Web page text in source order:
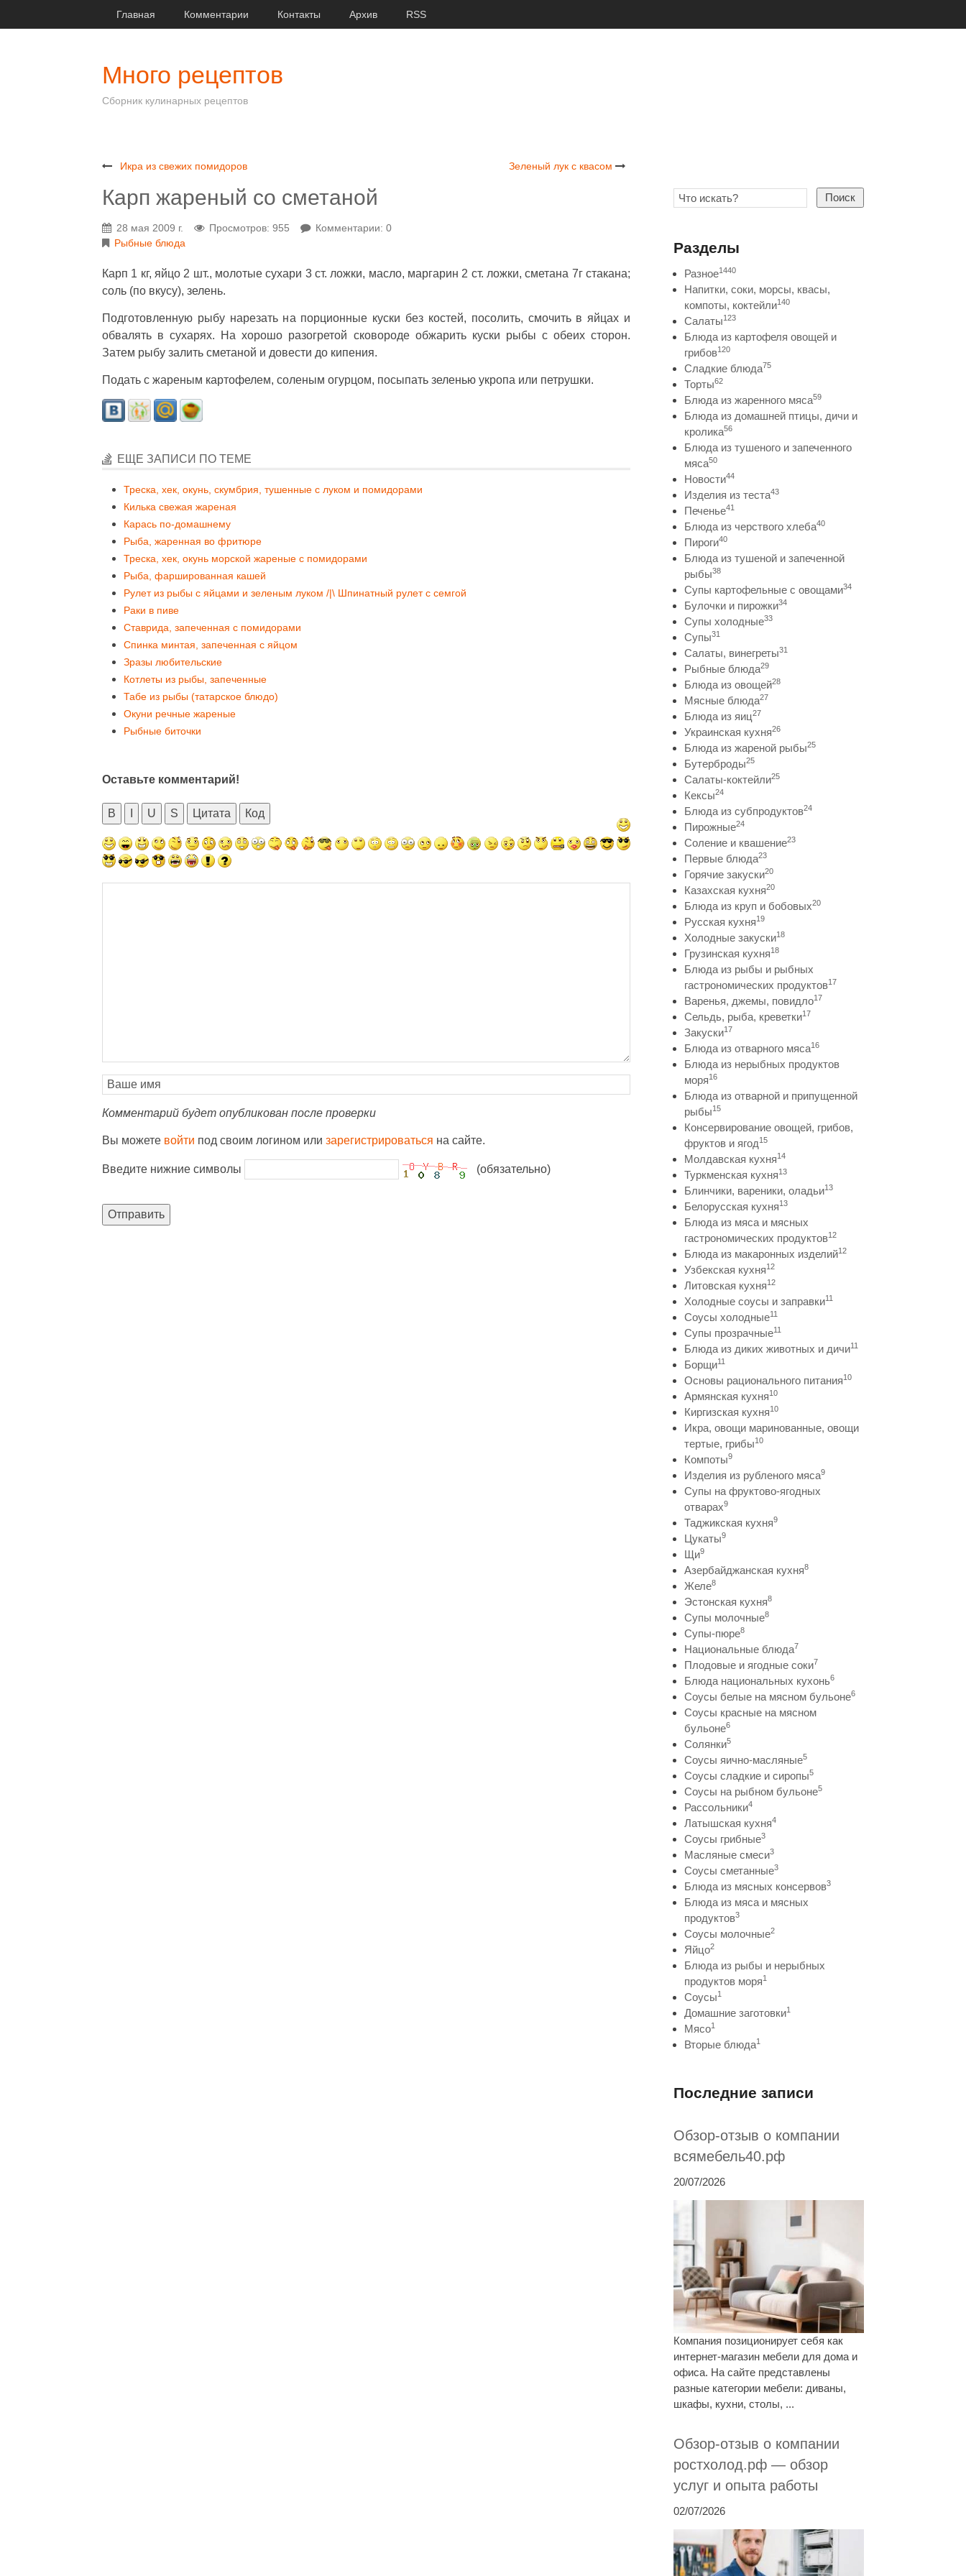
Главная Комментарии Контакты Архив RSS
Много рецептов
Сборник кулинарных рецептов
Икра из свежих помидоров Зеленый лук с квасом
Карп жареный со сметаной
28 мая 2009 г. Просмотров: 955
Комментарии: 0
Рыбные блюда
Карп 1 кг, яйцо 2 шт., молотые сухари 3 ст. ложки, масло, маргарин 2 ст. ложки, сметана 7г стакана;
соль (по вкусу), зелень.
Подготовленную рыбу нарезать на порционные куски без костей, посолить, смочить в яйцах и
обвалять в сухарях. На хорошо разогретой сковороде обжарить куски рыбы с обеих сторон.
Затем рыбу залить сметаной и довести до кипения.
Подать с жареным картофелем, соленым огурцом, посыпать зеленью укропа или петрушки.
ЕЩЕ ЗАПИСИ ПО ТЕМЕ
Треска, хек, окунь, скумбрия, тушенные с луком и помидорами
Килька свежая жареная
Карась по-домашнему
Рыба, жаренная во фритюре
Треска, хек, окунь морской жареные с помидорами
Рыба, фаршированная кашей
Рулет из рыбы с яйцами и зеленым луком /|\ Шпинатный рулет с семгой
Раки в пиве
Ставрида, запеченная с помидорами
Спинка минтая, запеченная с яйцом
Зразы любительские
Котлеты из рыбы, запеченные
Табе из рыбы (татарское блюдо)
Окуни речные жареные
Рыбные биточки
Оставьте комментарий!
B U S Цитата Код
Комментарий будет опубликован после проверки
Вы можете войти под своим логином или зарегистрироваться на сайте.
Введите нижние символы (обязательно)
Отправить
Поиск
Разделы
Разное1440
Напитки, соки, морсы, квасы,
компоты, коктейли140
Салаты123
Блюда из картофеля овощей и
грибов120
Сладкие блюда75
Торты62
Блюда из жаренного мяса59
Блюда из домашней птицы, дичи и
кролика56
Блюда из тушеного и запеченного
мяса50
Новости44
Изделия из теста43
Печенье41
Блюда из черствого хлеба40
Пироги40
Блюда из тушеной и запеченной
рыбы38
Супы картофельные с овощами34
Булочки и пирожки34
Супы холодные33
Супы31
Салаты, винегреты31
Рыбные блюда29
Блюда из овощей28
Мясные блюда27
Блюда из яиц27
Украинская кухня26
Блюда из жареной рыбы25
Бутерброды25
Салаты-коктейли25
Кексы24
Блюда из субпродуктов24
Пирожные24
Соление и квашение23
Первые блюда23
Горячие закуски20
Казахская кухня20
Блюда из круп и бобовых20
Русская кухня19
Холодные закуски18
Грузинская кухня18
Блюда из рыбы и рыбных
гастрономических продуктов17
Варенья, джемы, повидло17
Сельдь, рыба, креветки17
Закуски17
Блюда из отварного мяса16
Блюда из нерыбных продуктов
моря16
Блюда из отварной и припущенной
рыбы15
Консервирование овощей, грибов,
фруктов и ягод15
Молдавская кухня14
Туркменская кухня13
Блинчики, вареники, оладьи13
Белорусская кухня13
Блюда из мяса и мясных
гастрономических продуктов12
Блюда из макаронных изделий12
Узбекская кухня12
Литовская кухня12
Холодные соусы и заправки11
Соусы холодные11
Супы прозрачные11
Блюда из диких животных и дичи11
Борщи11
Основы рационального питания10
Армянская кухня10
Киргизская кухня10
Икра, овощи маринованные, овощи
тертые, грибы10
Компоты9
Изделия из рубленого мяса9
Супы на фруктово-ягодных
отварах9
Таджикская кухня9
Цукаты9
Щи9
Азербайджанская кухня8
Желе8
Эстонская кухня8
Супы молочные8
Супы-пюре8
Национальные блюда7
Плодовые и ягодные соки7
Блюда национальных кухонь6
Соусы белые на мясном бульоне6
Соусы красные на мясном
бульоне6
Солянки5
Соусы яично-масляные5
Соусы сладкие и сиропы5
Соусы на рыбном бульоне5
Рассольники4
Латышская кухня4
Соусы грибные3
Масляные смеси3
Соусы сметанные3
Блюда из мясных консервов3
Блюда из мяса и мясных
продуктов3
Соусы молочные2
Яйцо2
Блюда из рыбы и нерыбных
продуктов моря1
Соусы1
Домашние заготовки1
Мясо1
Вторые блюда1
Последние записи
Обзор-отзыв о компании
всямебель40.рф
20/07/2026
Компания позиционирует себя как
интернет-магазин мебели для дома и
офиса. На сайте представлены
разные категории мебели: диваны,
шкафы, кухни, столы, ...
Обзор-отзыв о компании
ростхолод.рф — обзор
услуг и опыта работы
02/07/2026